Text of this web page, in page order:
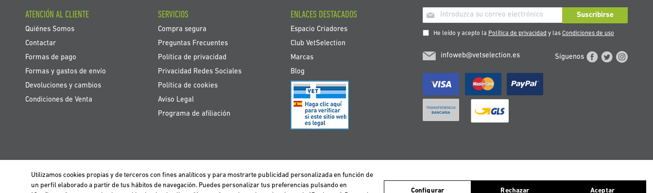
Utilizamos cookies propias y de terceros para realizar el análisis de la navegación de los usuarios y de este modo poder ofrecer un mejor servicio. Si continuas navegando, consideramos que aceptas el uso de ellas. Para más
información clica
Inscríbase
a
nuestro
de
noticias:
Suscribirse
He leído y acepto la Política de privacidad y las Condiciones de uso
ATENCIÓN AL CLIENTE
Quiénes Somos
Contactar
Formas de pago
Formas y gastos de envío
Devoluciones y cambios
Condiciones de Venta
SERVICIOS
Compra segura
Preguntas Frecuentes
Política de privacidad
Privacidad Redes Sociales
Política de cookies
Aviso Legal
Programa de afiliación
ENLACES DESTACADOS
Espacio Criadores
Club VetSelection
Marcas
Blog
infoweb@vetselection.es Síguenos
BELGIË / BELGIQUE DEUTSCHLAND ESPAÑA FRANCE ITALIA NEDERLAND ÖSTERREICH PORTUGAL
Utilizamos cookies propias y de terceros con fines analíticos y para mostrarte publicidad personalizada en función de
un perfil elaborado a partir de tus hábitos de navegación. Puedes personalizar tus preferencias pulsando en
Configurar Rechazar Aceptar